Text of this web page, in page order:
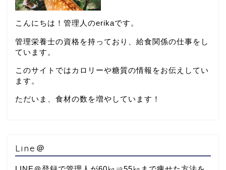
こんにちは！管理人のerikaです。
管理栄養士の資格を持っており、給食関係の仕事をし
ています。
このサイトではカロリーや糖質の情報をお伝えしてい
ます。
ただいま、食材の数を増やしています！
Line＠